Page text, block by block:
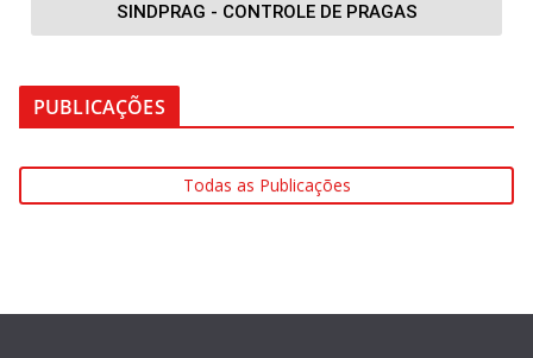
SINDPRAG - CONTROLE DE PRAGAS
PUBLICAÇÕES
Todas as Publicações